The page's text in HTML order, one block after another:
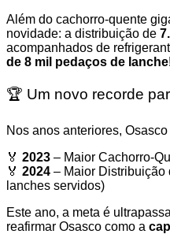
Além do cachorro-quente
novidade: a distribuição de
acompanhados de
de 8 mil pedaços de lanche!
🏆 Um novo recorde
Nos anos anteriores,
🏅 2023 – Maior Cachorro-
🏅 2024 – Maior Distribuição
lanches servidos)
Este ano, a meta é
reafirmar Osasco como a